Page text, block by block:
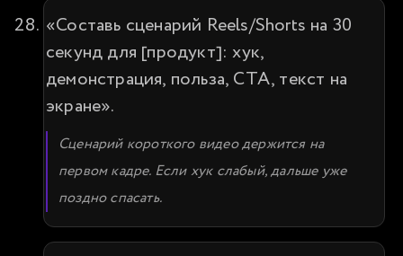
«Составь сценарий Reels/Shorts на 30
секунд для [продукт]: хук,
демонстрация, польза, CTA, текст на
экране».
Сценарий короткого видео держится на
первом кадре. Если хук слабый, дальше уже
поздно спасать.